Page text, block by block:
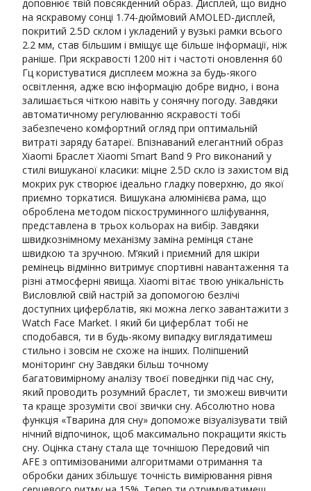
доповнює твій повсякденний образ. Дисплей, що видно
на яскравому сонці 1.74-дюймовий AMOLED-дисплей,
покритий 2.5D склом і укладений у вузькі рамки всього
2.2 мм, став більшим і вміщує ще більше інформації, ніж
раніше. При яскравості 1200 ніт і частоті оновлення 60
Гц користуватися дисплеєм можна за будь-якого
освітлення, адже всю інформацію добре видно, і вона
залишається чіткою навіть у сонячну погоду. Завдяки
автоматичному регулюванню яскравості тобі
забезпечено комфортний огляд при оптимальній
витраті заряду батареї. Впізнаваний елегантний образ
Xiaomi Браслет Xiaomi Smart Band 9 Pro виконаний у
стилі вишуканої класики: міцне 2.5D скло із захистом від
мокрих рук створює ідеально гладку поверхню, до якої
приємно торкатися. Вишукана алюмінієва рама, що
оброблена методом піскоструминного шліфування,
представлена в трьох кольорах на вибір. Завдяки
швидкознімному механізму заміна ремінця стане
швидкою та зручною. М’який і приємний для шкіри
ремінець відмінно витримує спортивні навантаження та
різні атмосферні явища. Xiaomi вітає твою унікальність
Висловлюй свій настрій за допомогою безлічі
доступних циферблатів, які можна легко завантажити з
Watch Face Market. І який би циферблат тобі не
сподобався, ти в будь-якому випадку виглядатимеш
стильно і зовсім не схоже на інших. Поліпшений
моніторинг сну Завдяки більш точному
багатовимірному аналізу твоєї поведінки під час сну,
який проводить розумний браслет, ти зможеш вивчити
та краще зрозуміти свої звички сну. Абсолютно нова
функція «Тварина для сну» допоможе візуалізувати твій
нічний відпочинок, щоб максимально покращити якість
сну. Оцінка стану стала ще точнішою Передовий чіп
AFE з оптимізованими алгоритмами отримання та
обробки даних збільшує точність вимірювання рівня